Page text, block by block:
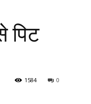
पिट
0
1584